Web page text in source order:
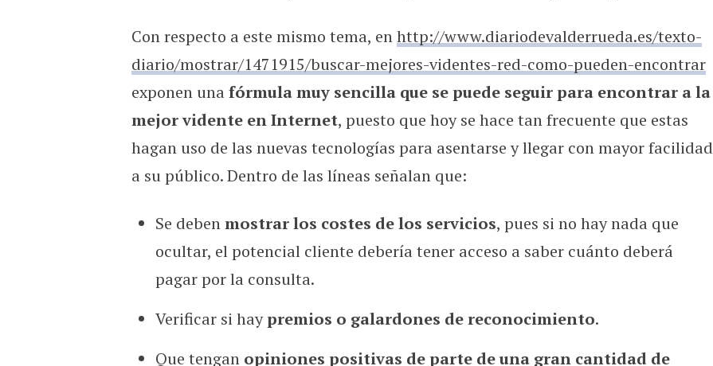
Con respecto a este mismo tema, enhttp://www.diariodevalderrueda.es/texto-
diario/mostrar/1471915/buscar-mejores-videntes-red-como-pueden-encontrar
exponen una fórmula muy sencilla que se puede seguir para encontrar a la
mejor vidente en Internet, puesto que hoy se hace tan frecuente que estas
hagan uso de las nuevas tecnologías para asentarse y llegar con mayor facilidad
a su público. Dentro de las líneas señalan que:
Se debenmostrar los costes de los servicios, pues si no hay nada que
ocultar, el potencial cliente debería tener acceso a saber cuánto deberá
pagar por la consulta.
Verificar si haypremios o galardones de reconocimiento.
Que tengan opiniones positivas de parte de una gran cantidad de